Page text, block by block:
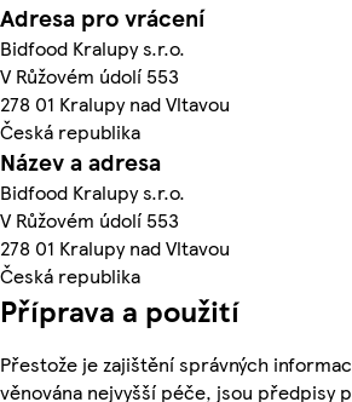
Adresa pro vrácení
Bidfood Kralupy s.r.o.
V Růžovém údolí 553
278 01 Kralupy nad Vltavou
Česká republika
Název a adresa
Bidfood Kralupy s.r.o.
V Růžovém údolí 553
278 01 Kralupy nad Vltavou
Česká republika
Příprava a použití
Přestože je zajištění správných
věnována nejvyšší péče, jsou předpisy